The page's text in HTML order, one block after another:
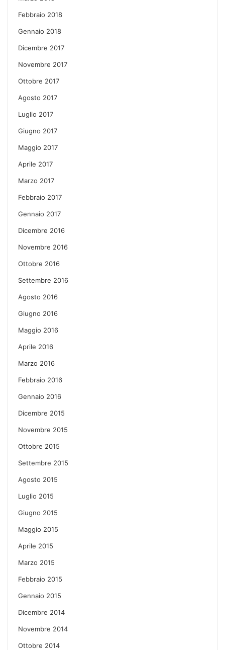
Febbraio 2018
Gennaio 2018
Dicembre 2017
Novembre 2017
Ottobre 2017
Agosto 2017
Luglio 2017
Giugno 2017
Maggio 2017
Aprile 2017
Marzo 2017
Febbraio 2017
Gennaio 2017
Dicembre 2016
Novembre 2016
Ottobre 2016
Settembre 2016
Agosto 2016
Giugno 2016
Maggio 2016
Aprile 2016
Marzo 2016
Febbraio 2016
Gennaio 2016
Dicembre 2015
Novembre 2015
Ottobre 2015
Settembre 2015
Agosto 2015
Luglio 2015
Giugno 2015
Maggio 2015
Aprile 2015
Marzo 2015
Febbraio 2015
Gennaio 2015
Dicembre 2014
Novembre 2014
Ottobre 2014